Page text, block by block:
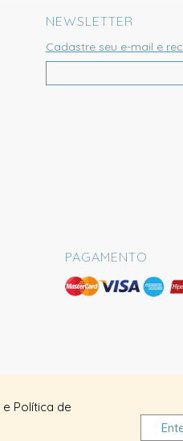
NEWSLETTER
Cadastre seu e-mail e
PAGAMENTO
Política de